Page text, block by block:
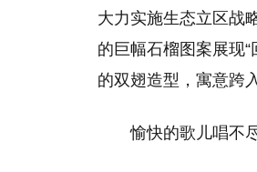
大力实施生态立区战
的巨幅石榴图案展现
的双翅造型，寓意跨
愉快的歌儿唱不